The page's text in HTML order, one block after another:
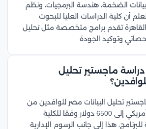
الضخمة، هندسة البرمجيات، ونظم
أن كلية الدراسات العليا للبحوث
القاهرة تقدم برامج متخصصة مثل تحليل
وتوكيد الجودة.
ماجستير تحليل
تحليل البيانات مصر للوافدين من
حوالي 4500 دولار أمريكي إلى 6500 دولار وفقا للكلية
هذا إلى جانب الرسوم الإدارية